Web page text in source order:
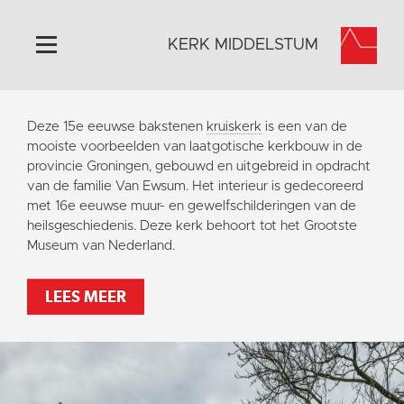
Home
Algemeen
Historie
Omgeving
Het Grootste Museum
Steun ons
KERK MIDDELSTUM
Deze 15e eeuwse bakstenen kruiskerk is een van de
mooiste voorbeelden van laatgotische kerkbouw in de
provincie Groningen, gebouwd en uitgebreid in opdracht
van de familie Van Ewsum. Het interieur is gedecoreerd
met 16e eeuwse muur- en gewelfschilderingen van de
heilsgeschiedenis. Deze kerk behoort tot het Grootste
Museum van Nederland.
LEES MEER